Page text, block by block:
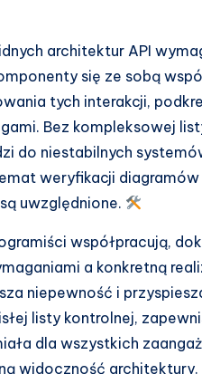
architektur API
się ze sobą
tych interakcji,
Bez kompleksowej
do niestabilnych
weryfikacji
uwzględnione.
współpracują,
a konkretną
niepewność i
listy kontrolnej,
dla wszystkich
widoczność architektury.